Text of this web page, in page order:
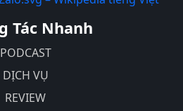
Tác Nhanh
PODCAST
DỊCH VỤ
REVIEW